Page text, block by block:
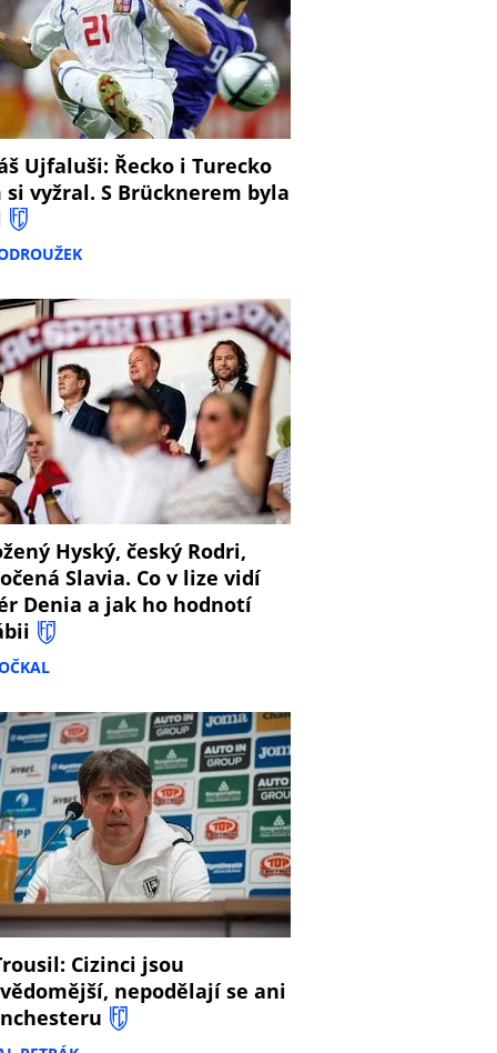
Ujfaluši: Řecko i Turecko
si vyžral. S Brücknerem byla
Hyský, český Rodri,
Slavia. Co v lize vidí
Denia a jak ho hodnotí
Cizinci jsou
nepodělají se ani